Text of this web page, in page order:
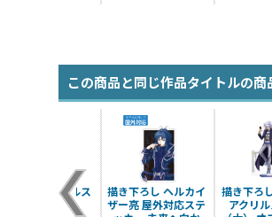
この商品と同じ作品タイトルの商
海馬瀬人 アクリルス
描き下ろし ヘルカイ
ザー亮 屋外対応ステ
描き下ろ
アクリ